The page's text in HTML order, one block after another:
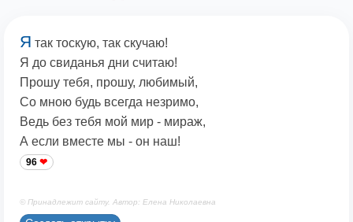
Я так тоскую, так скучаю!
Я до свиданья дни считаю!
Прошу тебя, прошу, любимый,
Со мною будь всегда незримо,
Ведь без тебя мой мир - мираж,
А если вместе мы - он наш!
96
© Принадлежит сайту. Автор: Елена Николаевна